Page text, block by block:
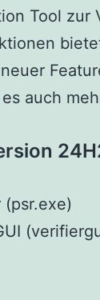
Tool zur
auch
(psr.exe)